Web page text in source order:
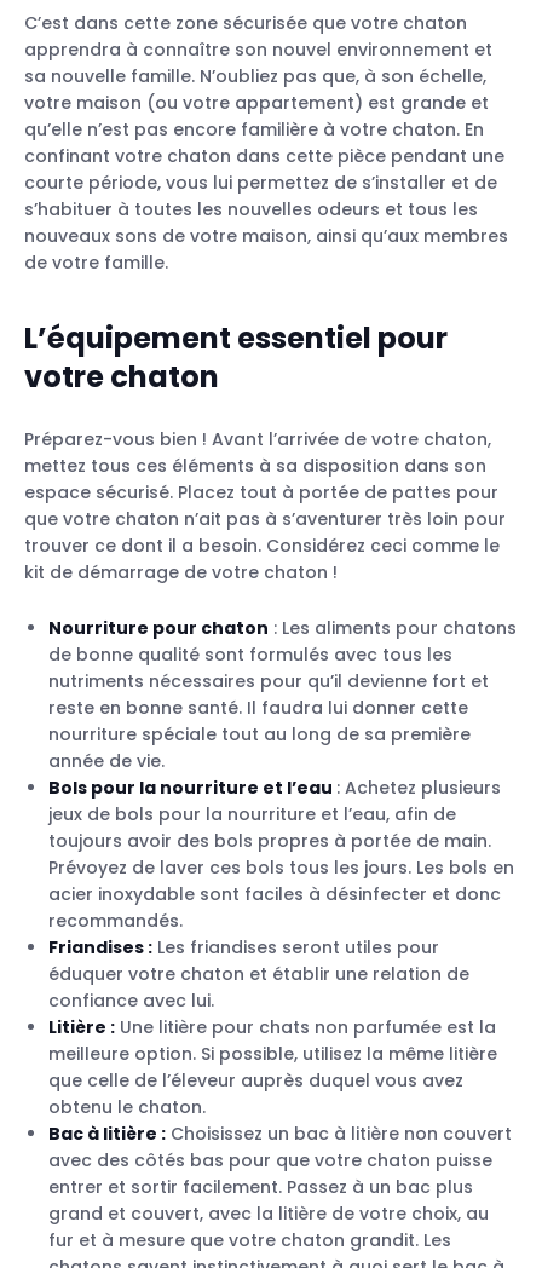
C’est dans cette zone sécurisée que votre chaton
apprendra à connaître son nouvel environnement et
sa nouvelle famille. N’oubliez pas que, à son échelle,
votre maison (ou votre appartement) est grande et
qu’elle n’est pas encore familière à votre chaton. En
confinant votre chaton dans cette pièce pendant une
courte période, vous lui permettez de s’installer et de
s’habituer à toutes les nouvelles odeurs et tous les
nouveaux sons de votre maison, ainsi qu’aux membres
de votre famille.
L’équipement essentiel pour
votre chaton
Préparez-vous bien ! Avant l’arrivée de votre chaton,
mettez tous ces éléments à sa disposition dans son
espace sécurisé. Placez tout à portée de pattes pour
que votre chaton n’ait pas à s’aventurer très loin pour
trouver ce dont il a besoin. Considérez ceci comme le
kit de démarrage de votre chaton !
Nourriture pour chaton : Les aliments pour chatons
de bonne qualité sont formulés avec tous les
nutriments nécessaires pour qu’il devienne fort et
reste en bonne santé. Il faudra lui donner cette
nourriture spéciale tout au long de sa première
année de vie.
Bols pour la nourriture et l’eau : Achetez plusieurs
jeux de bols pour la nourriture et l’eau, afin de
toujours avoir des bols propres à portée de main.
Prévoyez de laver ces bols tous les jours. Les bols en
acier inoxydable sont faciles à désinfecter et donc
recommandés.
Friandises : Les friandises seront utiles pour
éduquer votre chaton et établir une relation de
confiance avec lui.
Litière : Une litière pour chats non parfumée est la
meilleure option. Si possible, utilisez la même litière
que celle de l’éleveur auprès duquel vous avez
obtenu le chaton.
Bac à litière : Choisissez un bac à litière non couvert
avec des côtés bas pour que votre chaton puisse
entrer et sortir facilement. Passez à un bac plus
grand et couvert, avec la litière de votre choix, au
fur et à mesure que votre chaton grandit. Les